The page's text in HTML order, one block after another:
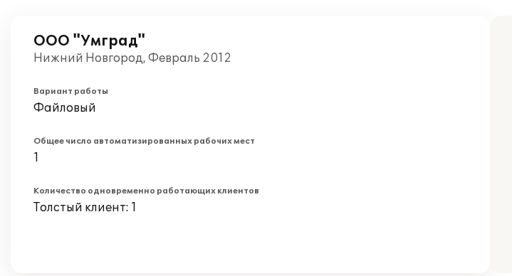
ООО "Умград"
Нижний Новгород, Февраль 2012
Вариант работы
Файловый
Общее число автоматизированных рабочих мест
1
Количество одновременно работающих клиентов
Толстый клиент: 1